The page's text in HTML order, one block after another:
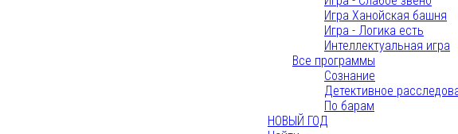
Игра Ханойская башня
Игра - Логика есть
Интеллектуальная игра
Все программы
Сознание
Детективное
По барам
НОВЫЙ ГОД